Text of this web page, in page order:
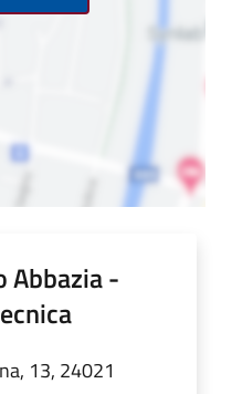
Abbazia -
13, 24021